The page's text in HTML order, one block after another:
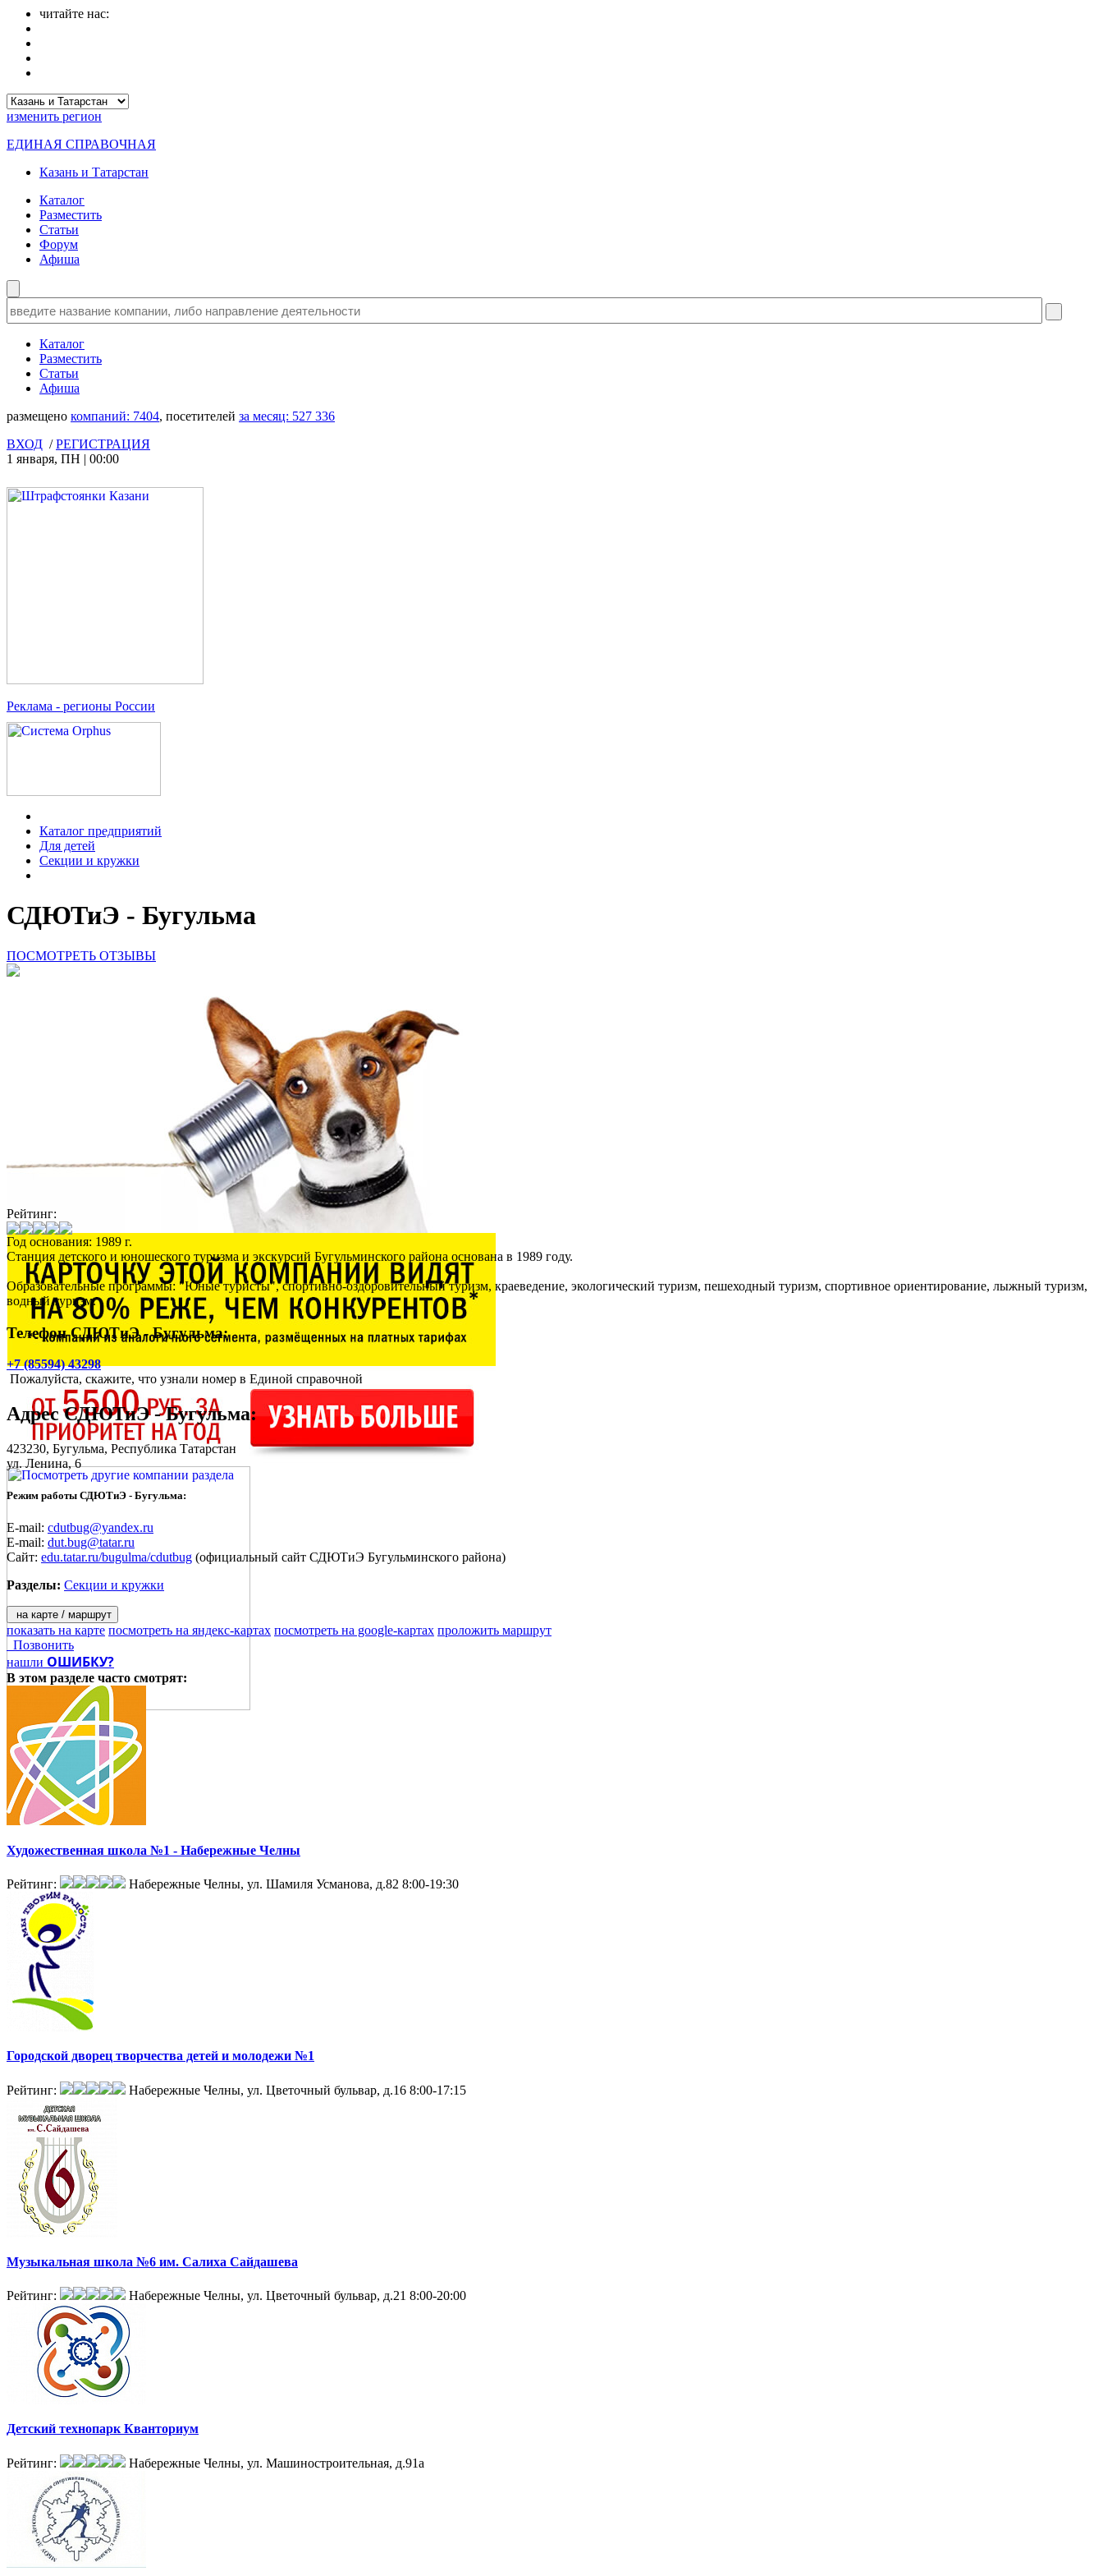
читайте нас:
изменить регион
ЕДИНАЯ СПРАВОЧНАЯ
Казань и Татарстан
Каталог
Разместить
Статьи
Форум
Афиша
Каталог
Разместить
Статьи
Афиша
размещено компаний: 7404, посетителей за месяц: 527 336
ВХОД /РЕГИСТРАЦИЯ
1 января, ПН | 00:00
Реклама - регионы России
Каталог предприятий
Для детей
Секции и кружки
СДЮТиЭ - Бугульма
ПОСМОТРЕТЬ ОТЗЫВЫ
Рейтинг:
Год основания: 1989 г.
Станция детского и юношеского туризма и экскурсий Бугульминского района основана в 1989 году.
Образовательные программы: "Юные туристы", спортивно-оздоровительный туризм, краеведение, экологический туризм, пешеходный туризм, спортивное ориентирование, лыжный туризм,
водный туризм.
Телефон СДЮТиЭ - Бугульма:
+7 (85594) 43298
Пожалуйста, скажите, что узнали номер в Единой справочной
АдресСДЮТиЭ - Бугульма:
423230, Бугульма, Республика Татарстан
ул. Ленина, 6
Режим работы СДЮТиЭ - Бугульма:
E-mail: cdutbug@yandex.ru
E-mail: dut.bug@tatar.ru
Сайт: edu.tatar.ru/bugulma/cdutbug (официальный сайт СДЮТиЭ Бугульминского района)
Разделы: Секции и кружки
на карте / маршрут
показать на карте посмотреть на яндекс-картах посмотреть на google-картах проложить маршрут
Позвонить
нашли ОШИБКУ?
В этом разделе часто смотрят:
Художественная школа №1 - Набережные Челны
Рейтинг: Набережные Челны, ул. Шамиля Усманова, д.82 8:00-19:30
Городской дворец творчества детей и молодежи №1
Рейтинг: Набережные Челны, ул. Цветочный бульвар, д.16 8:00-17:15
Музыкальная школа №6 им. Салиха Сайдашева
Рейтинг: Набережные Челны, ул. Цветочный бульвар, д.21 8:00-20:00
Детский технопарк Кванториум
Рейтинг: Набережные Челны, ул. Машиностроительная, д.91а